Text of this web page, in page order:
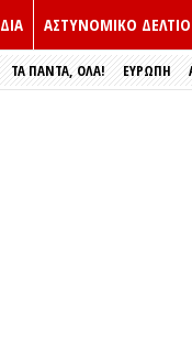
ΑΣΤΥΝΟΜΙΚΟ ΔΕΛΤΙΟ
ΤΑ ΠΑΝΤΑ, ΟΛΑ! ΕΥΡΏΠΗ